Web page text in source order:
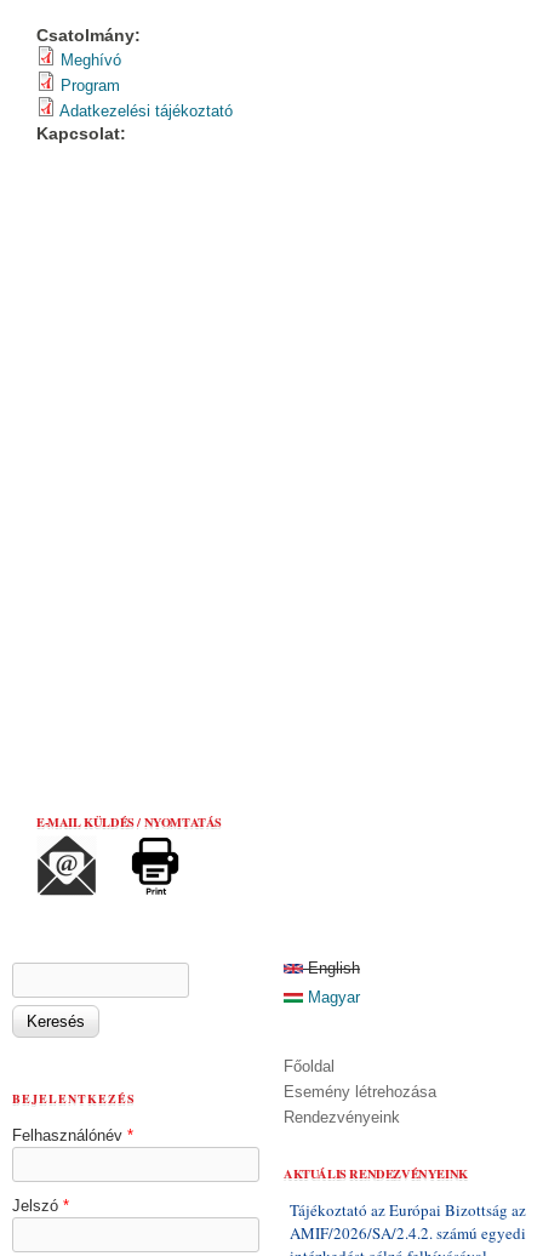
Csatolmány:
Meghívó
Program
Adatkezelési tájékoztató
Kapcsolat:
E-MAIL KÜLDÉS / NYOMTATÁS
KERESÉS ŰRLAP
BEJELENTKEZÉS
Felhasználónév *
Jelszó *
English
Magyar
Főoldal
Esemény létrehozása
Rendezvényeink
AKTUÁLIS RENDEZVÉNYEINK
Tájékoztató az Európai Bizottság az
AMIF/2026/SA/2.4.2. számú egyedi